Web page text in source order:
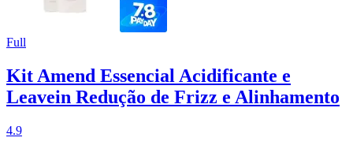
Full
Kit Amend Essencial Acidificante e
Leavein Redução de Frizz e Alinhamento
4.9